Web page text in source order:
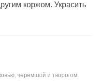
коржом. Украсить
черемшой и творогом.